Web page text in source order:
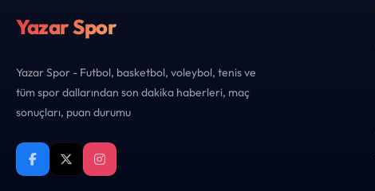
Yazar Spor
Yazar Spor - Futbol, basketbol, voleybol, tenis ve
tüm spor dallarından son dakika haberleri, maç
sonuçları, puan durumu